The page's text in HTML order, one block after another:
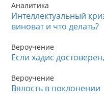
Аналитика
Интеллектуальный
виноват и что делать?
Вероучение
Если хадис
Вероучение
Вялость в поклонении